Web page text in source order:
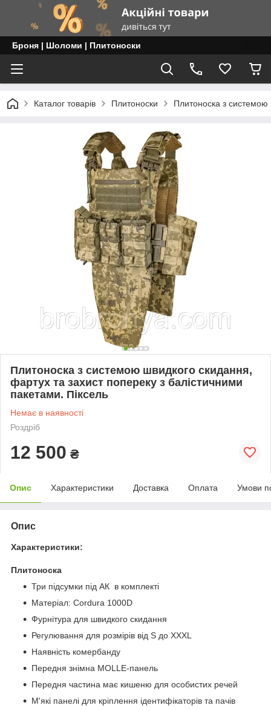
Броня | Шоломи | Плитоноски
Каталог товарів Плитоноски Плитоноска з системою
Плитоноска з системою швидкого скидання,
фартух та захист попереку з балістичними
пакетами. Піксель
Немає в наявності
Роздріб
12 500 ₴
Опис Характеристики Доставка Оплата Умови
Опис
Характеристики:
Плитоноска
Три підсумки під АК в комплекті
Матеріал: Cordura 1000D
Фурнітура для швидкого скидання
Регулювання для розмірів від S до XXXL
Наявність комербанду
Передня знімна MOLLE-панель
Передня частина має кишеню для особистих речей
М'які панелі для кріплення ідентифікаторів та пачів